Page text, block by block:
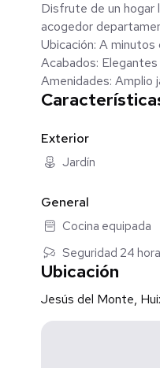
​Disfrute de un hogar
acogedor
​Ubicación: A
​Acabados:
​Amenidades: Amplio
Exterior
Jardín
General
Cocina equipada
Seguridad 24
Ubicación
Jesús del Monte,